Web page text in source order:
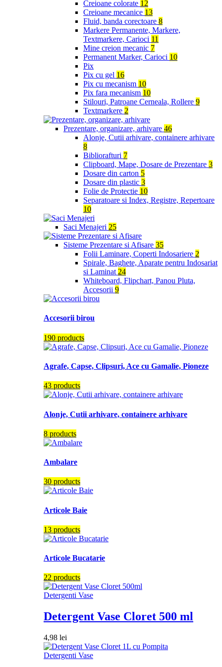
Creioane colorate 12
Creioane mecanice 13
Fluid, banda corectoare 8
Markere Permanente, Markere,
Textmarkere, Carioci 11
Mine creion mecanic 7
Permanent Marker, Carioci 10
Pix
Pix cu gel 16
Pix cu mecanism 10
Pix fara mecanism 10
Stilouri, Patroane Cerneala, Rollere 9
Textmarkere 2
Prezentare, organizare, arhivare 46
Alonje, Cutii arhivare, containere arhivare
8
Bibliorafturi 7
Clipboard, Mape, Dosare de Prezentare 3
Dosare din carton 5
Dosare din plastic 3
Folie de Protectie 10
Separatoare si Index, Registre, Repertoare
10
Saci Menajeri 25
Sisteme Prezentare si Afisare 35
Folii Laminare, Coperti Indosariere 2
Spirale, Baghete, Aparate pentru Indosariat
si Laminat 24
Whiteboard, Flipchart, Panou Pluta,
Accesorii 9
Accesorii birou
190 products
Agrafe, Capse, Clipsuri, Ace cu Gamalie, Pioneze
43 products
Alonje, Cutii arhivare, containere arhivare
8 products
Ambalare
30 products
Articole Baie
13 products
Articole Bucatarie
22 products
Detergenti Vase
Detergent Vase Cloret 500 ml
4,98 lei
Detergenti Vase